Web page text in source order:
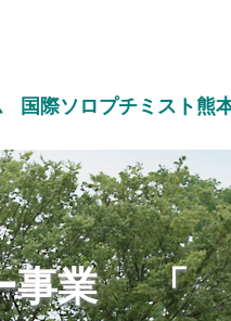
国際ソロプチミスト熊
事業 「